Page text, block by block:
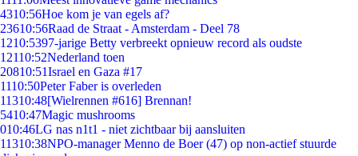
4310:56Hoe kom je van egels af?
23610:56Raad de Straat - Amsterdam - Deel 78
1210:5397-jarige Betty verbreekt opnieuw record als oudste
12110:52Nederland toen
20810:51Israel en Gaza #17
1110:50Peter Faber is overleden
11310:48[Wielrennen #616] Brennan!
5410:47Magic mushrooms
010:46LG nas n1t1 - niet zichtbaar bij aansluiten
11310:38NPO-manager Menno de Boer (47) op non-actief stuurde